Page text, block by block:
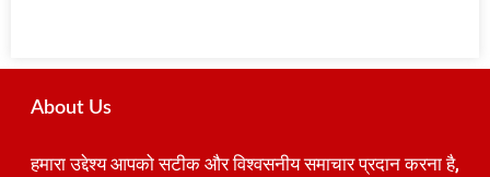
About Us
हमारा उद्देश्य आपको सटीक और विश्वसनीय समाचार प्रदान करना है,